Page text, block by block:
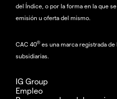
del Índice, o por la forma en la que
emisión u oferta del mismo.
CAC 40® es una marca registrada de
subsidiarias.
IG Group
Empleo